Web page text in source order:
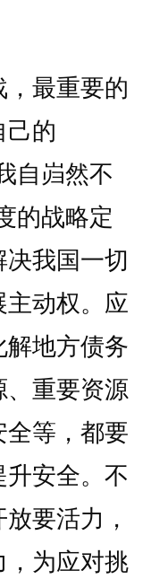
最重要的
己的
自岿然不
的战略定
我国一切
主动权。应
地方债务
、重要资源
等，都要
安全。不
要活力，
，为应对挑